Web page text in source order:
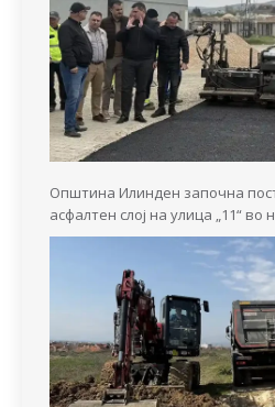
Општина Илинден започна
асфалтен слој на улица „11“ во